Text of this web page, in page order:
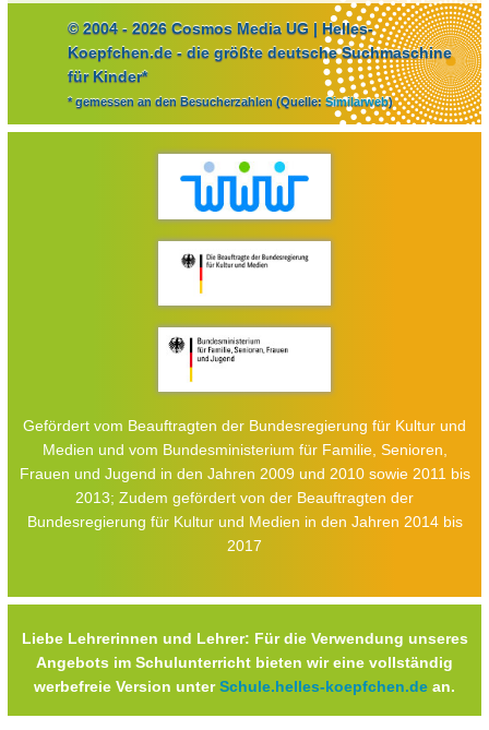
© 2004 - 2026 Cosmos Media UG | Helles-
Koepfchen.de - die größte deutsche Suchmaschine
für Kinder*
* gemessen an den Besucherzahlen (Quelle: Similarweb)
Gefördert vom Beauftragten der Bundesregierung für Kultur und
Medien und vom Bundesministerium für Familie, Senioren,
Frauen und Jugend in den Jahren 2009 und 2010 sowie 2011 bis
2013; Zudem gefördert von der Beauftragten der
Bundesregierung für Kultur und Medien in den Jahren 2014 bis
2017
Liebe Lehrerinnen und Lehrer: Für die Verwendung unseres
Angebots im Schulunterricht bieten wir eine vollständig
werbefreie Version unterSchule.helles-koepfchen.de an.